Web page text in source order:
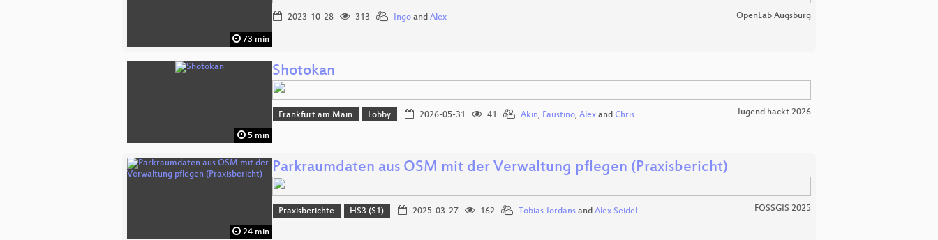
73 min
2023-10-28 313 Ingo and Alex OpenLab Augsburg
5 min
Shotokan
Frankfurt am Main Lobby 2026-05-31 41 Akin, Faustino, Alexand Chris Jugend hackt 2026
24 min
Parkraumdaten aus OSM mit der Verwaltung pflegen (Praxisbericht)
Praxisberichte HS3 (S1) 2025-03-27 162 Tobias Jordansand Alex Seidel FOSSGIS 2025